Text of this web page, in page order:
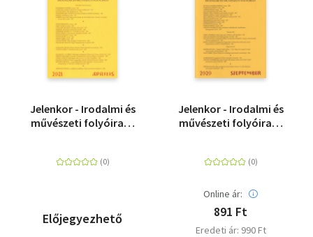
Jelenkor - Irodalmi és
művészeti folyóirat -
Előjegyezhető
Jelenkor - Irodalmi és
művészeti folyóirat -
Online ár:
891 Ft
Eredeti ár: 990 Ft